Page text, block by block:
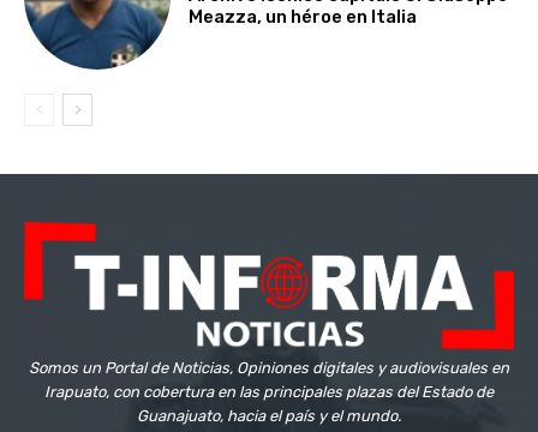
Meazza, un héroe en Italia
Somos un Portal de Noticias, Opiniones digitales y audiovisuales en
Irapuato, con cobertura en las principales plazas del Estado de
Guanajuato, hacia el país y el mundo.